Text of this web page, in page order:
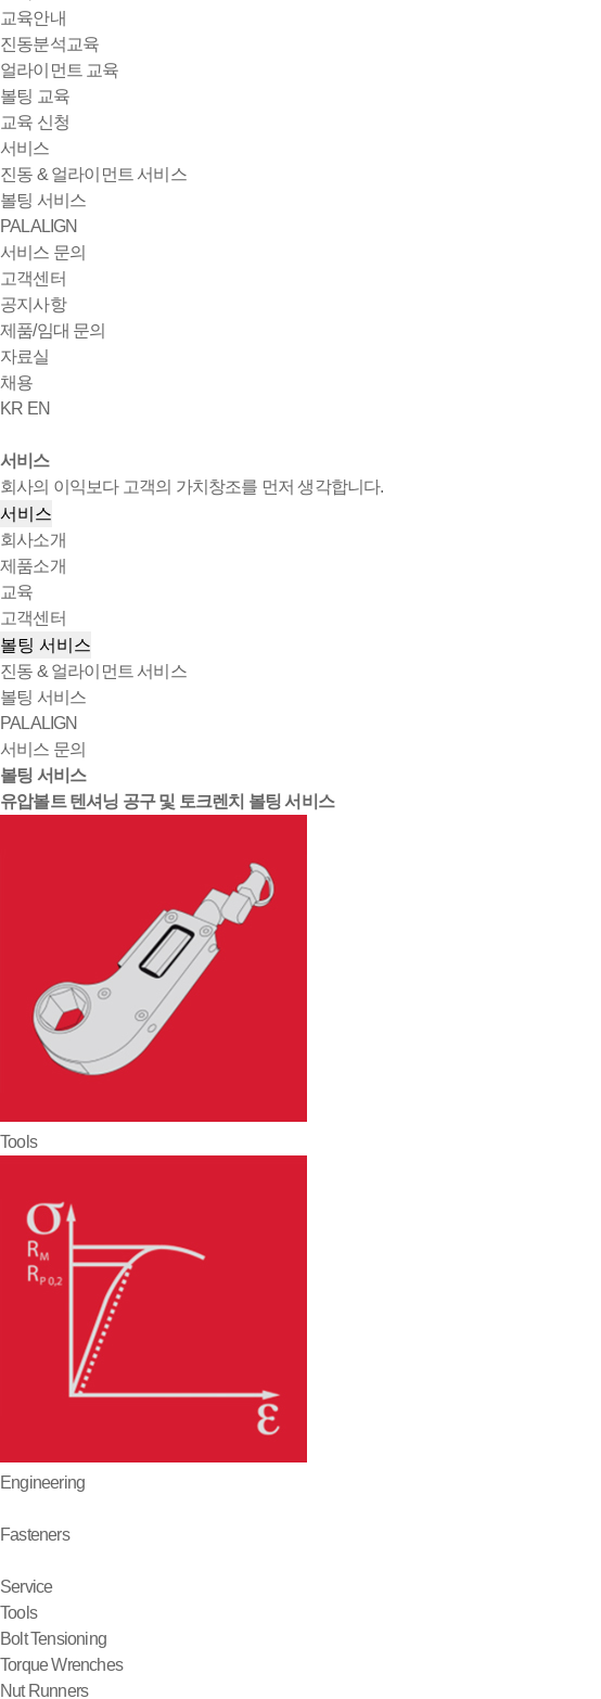
교육안내
진동분석교육
얼라이먼트 교육
볼팅 교육
교육 신청
서비스
진동 & 얼라이먼트 서비스
볼팅 서비스
PALALIGN
서비스 문의
고객센터
공지사항
제품/임대 문의
자료실
채용
KR EN
서비스
회사의 이익보다 고객의 가치창조를 먼저 생각합니다.
서비스
회사소개
제품소개
교육
고객센터
볼팅 서비스
진동 & 얼라이먼트 서비스
볼팅 서비스
PALALIGN
서비스 문의
볼팅 서비스
유압볼트 텐셔닝 공구 및 토크렌치 볼팅 서비스
Tools
Engineering
Fasteners
Service
Tools
Bolt Tensioning
Torque Wrenches
Nut Runners